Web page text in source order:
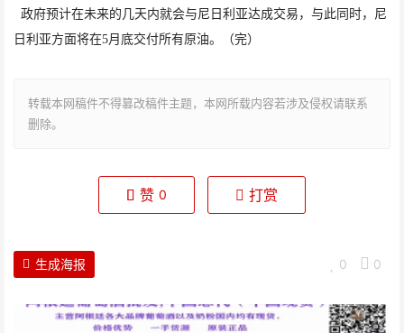
政府预计在未来的几天内就会与尼日利亚达成交易，与此同时，尼
日利亚方面将在5月底交付所有原油。（完）
转载本网稿件不得篡改稿件主题，本网所载内容若涉及侵权请联系
删除。
赞 0 打赏
0 0
生成海报